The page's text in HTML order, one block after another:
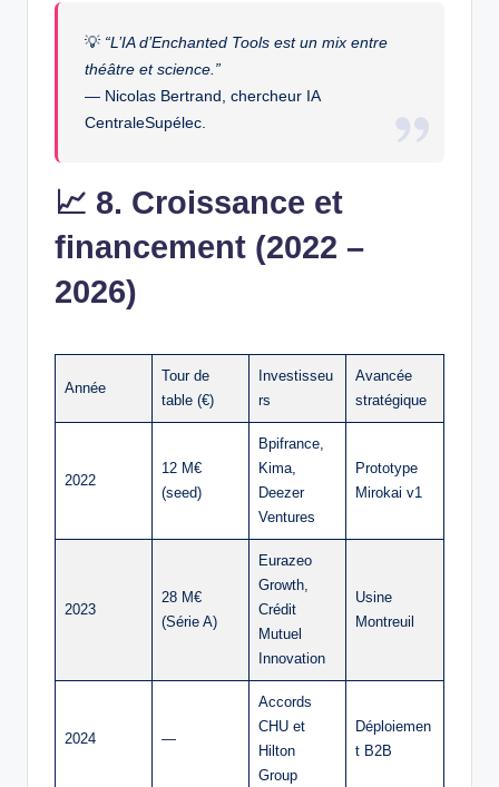
💡 “L’IA d’Enchanted Tools est un mix entre
théâtre et science.”
— Nicolas Bertrand, chercheur IA
CentraleSupélec.
📈 8. Croissance et
financement (2022 –
2026)
Année
Tour de
table (€)
Investisseu
rs
Avancée
stratégique
2022
12 M€
(seed)
Bpifrance,
Kima,
Deezer
Ventures
Prototype
Mirokai v1
2023
28 M€
(Série A)
Eurazeo
Growth,
Crédit
Mutuel
Innovation
Usine
Montreuil
2024 —
Accords
CHU et
Hilton
Group
Déploiemen
t B2B